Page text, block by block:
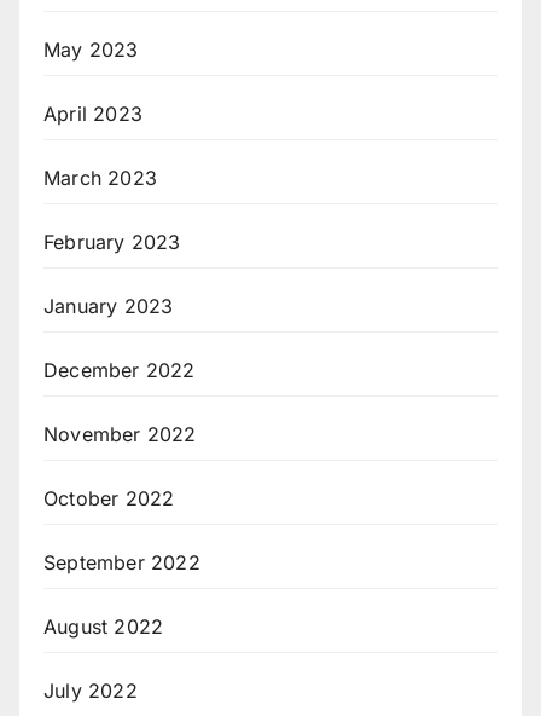
May 2023
April 2023
March 2023
February 2023
January 2023
December 2022
November 2022
October 2022
September 2022
August 2022
July 2022